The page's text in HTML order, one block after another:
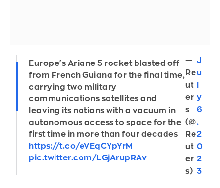
Europe's Ariane 5 rocket blasted off
from French Guiana for the final time,
carrying two military
communications satellites and
leaving its nations with a vacuum in
autonomous access to space for the
first time in more than four decades
https://t.co/eVEqCYpYrM
pic.twitter.com/LGjArupRAv
—
Re
ut
er
s
(@
Re
ut
er
s)
J
u
y
6
,
2
0
2
3